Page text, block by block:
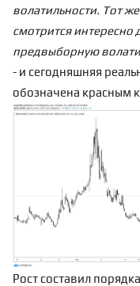
волатильности. Тот
смотрится
предвыборную
- и сегодняшняя
обозначена красным
Рост составил порядка